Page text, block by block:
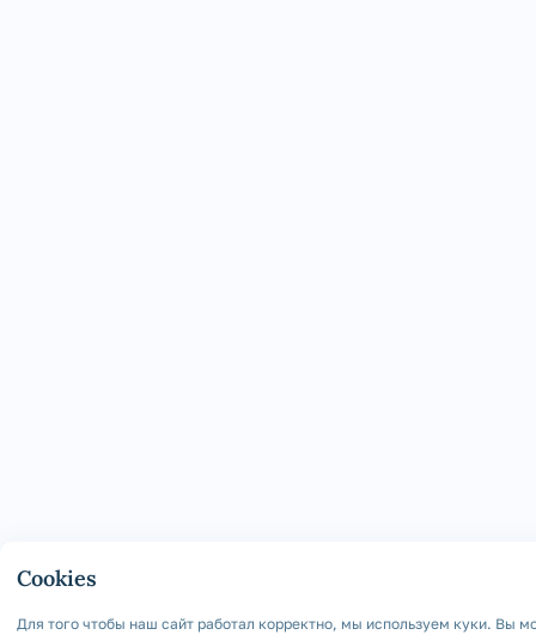
Cookies
Для того чтобы наш сайт работал корректно, мы используем куки. Вы